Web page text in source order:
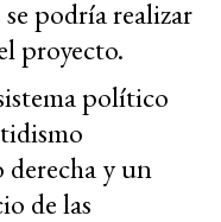
podría realizar
proyecto.
político
y un
de las